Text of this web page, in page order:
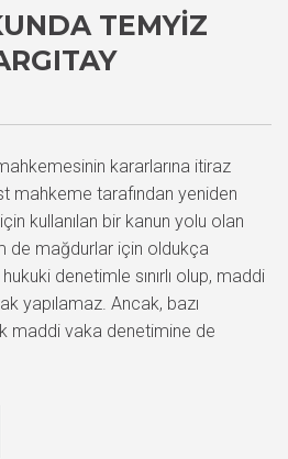
TEMYIZ
kararlarına itiraz
mahkeme tarafından yeniden
kullanılan bir kanun yolu olan
de mağdurlar için oldukça
denetimle sınırlı olup, maddi
yapılamaz. Ancak, bazı
maddi vaka denetimine de